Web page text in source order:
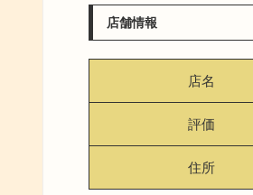
店舗情報
店名
評価
住所